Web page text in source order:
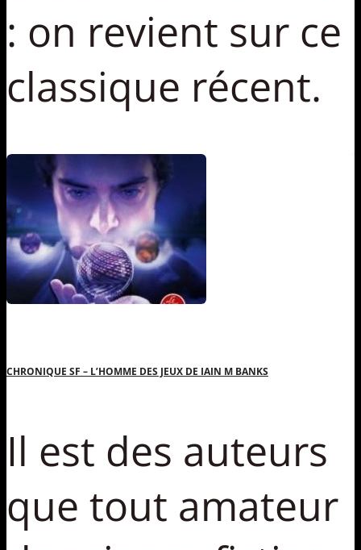
: on revient sur ce
classique récent.
CHRONIQUE SF – L’HOMME DES JEUX DE IAIN M BANKS
Il est des auteurs
que tout amateur